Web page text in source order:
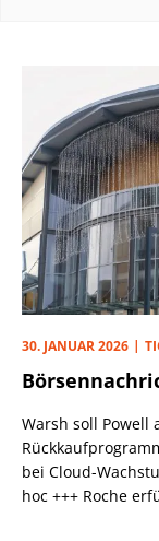
30. JANUAR 2026
Warsh soll Powell
bei Cloud-
hoc +++ Roche